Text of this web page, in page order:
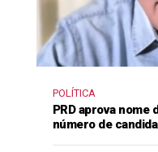
POLÍTICA
PRD aprova nome
número de